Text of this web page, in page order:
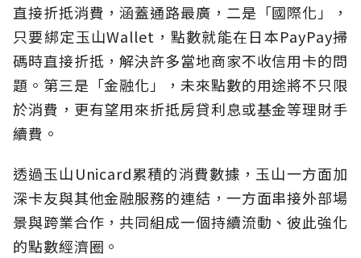
直接折抵消費，涵蓋通路最廣，二是「國際化」，
只要綁定玉山Wallet，點數就能在日本PayPay掃
碼時直接折抵，解決許多當地商家不收信用卡的問
題。第三是「金融化」，未來點數的用途將不只限
於消費，更有望用來折抵房貸利息或基金等理財手
續費。
透過玉山Unicard累積的消費數據，玉山一方面加
深卡友與其他金融服務的連結，一方面串接外部場
景與跨業合作，共同組成一個持續流動、彼此強化
的點數經濟圈。